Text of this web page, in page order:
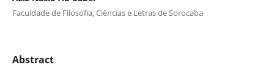
Faculdade de Filosofia, Ciências e Letras de Sorocaba
Abstract